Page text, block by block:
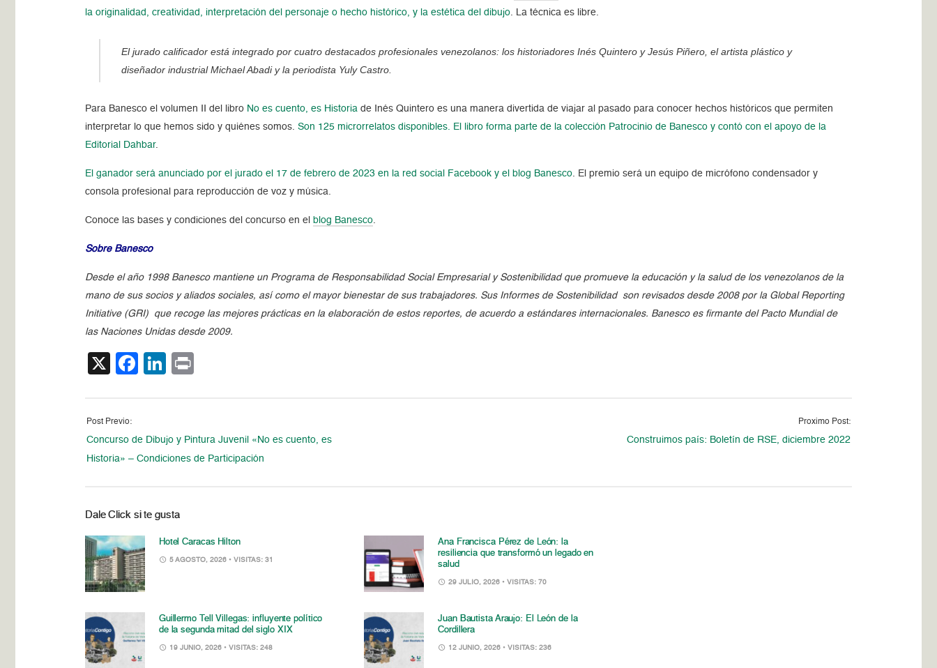
la originalidad, creatividad, interpretación del personaje o hecho histórico, y la estética del dibujo . La técnica es libre.
El jurado calificador está integrado por cuatro destacados profesionales venezolanos: los historiadores Inés Quintero y Jesús Piñero, el artista plástico y
diseñador industrial Michael Abadi y la periodista Yuly Castro.
Para Banesco el volumen II del libro No es cuento, es Historiade Inés Quintero es una manera divertida de viajar al pasado para conocer hechos históricos que permiten
interpretar lo que hemos sido y quiénes somos.Son 125 microrrelatos disponibles. El libro forma parte de la colección Patrocinio de Banesco y contó con el apoyo de la
Editorial Dahbar.
El ganador será anunciado por el jurado el 17 de febrero de 2023 en la red social Facebook y el blog Banesco . El premio será un equipo de micrófono condensador y
consola profesional para reproducción de voz y música.
Conoce las bases y condiciones del concurso en el blog Banesco
Sobre Banesco
Desde el año 1998 Banesco mantiene un Programa de Responsabilidad Social Empresarial y Sostenibilidad que promueve la educación y la salud de los venezolanos de la
mano de sus socios y aliados sociales, así como el mayor bienestar de sus trabajadores. Sus Informes de Sostenibilidad son revisados desde 2008 por la Global Reporting
Initiative (GRI) que recoge las mejores prácticas en la elaboración de estos reportes, de acuerdo a estándares internacionales. Banesco es firmante del Pacto Mundial de
las Naciones Unidas desde 2009.
X Facebook
LinkedIn
Post Previo:
Concurso de Dibujo y Pintura Juvenil «No es cuento, es
Historia» – Condiciones de Participación
Proximo Post:
Construimos país: Boletín de RSE, diciembre 2022
Dale Click si te gusta
Hotel Caracas Hilton
5 AGOSTO, 2026 • VISITAS: 31
Ana Francisca Pérez de León: la
resiliencia que transformó un legado en
salud
29 JULIO, 2026 • VISITAS: 70
Guillermo Tell Villegas: influyente político
de la segunda mitad del siglo XIX
19 JUNIO, 2026 • VISITAS: 248
Juan Bautista Araujo: El León de la
Cordillera
12 JUNIO, 2026 • VISITAS: 236